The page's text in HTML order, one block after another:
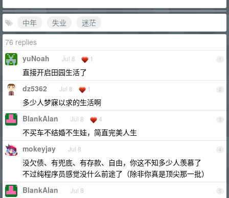
中年 失业
迷茫
76 replies
1
yuNoah Jul 8 1
直接开启田园生活了
2
dz5362 Jul 8 1
多少人梦寐以求的生活啊
3
BlankAlan Jul 8 4
不买车不结婚不生娃，简直完美人生
4
mokeyjay Jul 8
没欠债、有兜底、有存款、自由，你这不知多少人羡慕了
不过纯程序员感觉没什么前途了（除非你真是顶尖那一批）
5
BlankAlan Jul 8